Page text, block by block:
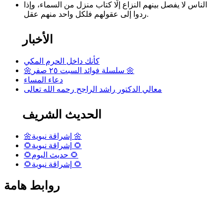
الناس لا يفصل بينهم النزاع إلّا كتاب منزل من السماء، وإذا
ردوا إلى عقولهم فلكل واحد منهم عقل.
الأخبار
كأنك داخل الحرم المكي
🌼سلسلة فوائد السبت ٢٥ صفر 🌼
دعاء المساء
معالي الدكتور راشد الراجح رحمه الله تعالى
الحديث الشريف
🌼إشراقة نبوية 🌼
🌻إشراقة نبوية 🌻
🌻حديث اليوم 🌻
🌻إشراقة نبوية 🌻
روابط هامة